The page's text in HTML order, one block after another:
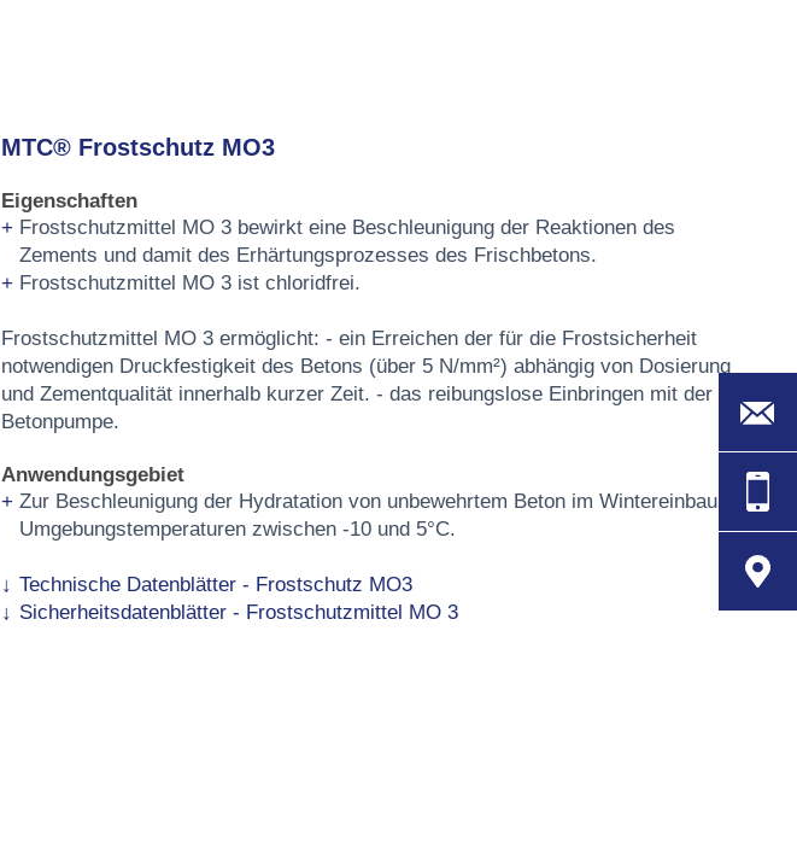
MTC® Frostschutz MO3
Eigenschaften
Frostschutzmittel MO 3 bewirkt eine Beschleunigung der Reaktionen des
Zements und damit des Erhärtungsprozesses des Frischbetons.
Frostschutzmittel MO 3 ist chloridfrei.
Frostschutzmittel MO 3 ermöglicht: - ein Erreichen der für die Frostsicherheit
notwendigen Druckfestigkeit des Betons (über 5 N/mm²) abhängig von Dosierung
und Zementqualität innerhalb kurzer Zeit. - das reibungslose Einbringen mit der
Betonpumpe.
Anwendungsgebiet
Zur Beschleunigung der Hydratation von unbewehrtem Beton im Wintereinbau bei
Umgebungstemperaturen zwischen -10 und 5°C.
Technische Datenblätter - Frostschutz MO3
Sicherheitsdatenblätter - Frostschutzmittel MO 3